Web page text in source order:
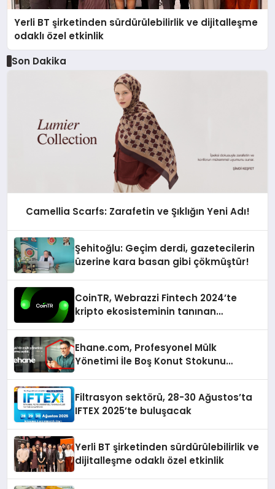
Yerli BT şirketinden sürdürülebilirlik ve dijitalleşme
odaklı özel etkinlik
Son Dakika
Camellia Scarfs: Zarafetin ve Şıklığın Yeni Adı!
Şehitoğlu: Geçim derdi, gazetecilerin
üzerine kara basan gibi çökmüştür!
CoinTR, Webrazzi Fintech 2024’te
kripto ekosisteminin tanınan
Ehane.com, Profesyonel Mülk
Yönetimi İle Boş Konut Stokunu
Filtrasyon sektörü, 28-30 Ağustos’ta
IFTEX 2025’te buluşacak
Yerli BT şirketinden sürdürülebilirlik ve
dijitalleşme odaklı özel etkinlik